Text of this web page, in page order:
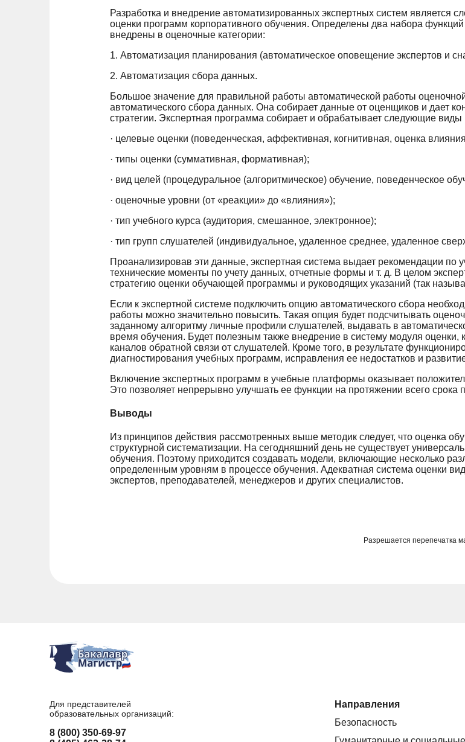
Разработка и внедрение автоматизированных экспертных систем является
оценки программ корпоративного обучения. Определены два набора
внедрены в оценочные категории:
1. Автоматизация планирования (автоматическое оповещение экспертов и
2. Автоматизация сбора данных.
Большое значение для правильной работы автоматической работы
автоматического сбора данных. Она собирает данные от оценщиков и дает
стратегии. Экспертная программа собирает и обрабатывает следующие
· целевые оценки (поведенческая, аффективная, когнитивная, оценка
· типы оценки (суммативная, формативная);
· вид целей (процедуральное (алгоритмическое) обучение, поведенческое
· оценочные уровни (от «реакции» до «влияния»);
· тип учебного курса (аудитория, смешанное, электронное);
· тип групп слушателей (индивидуальное, удаленное среднее, удаленное
Проанализировав эти данные, экспертная система выдает рекомендации по
технические моменты по учету данных, отчетные формы и т. д. В целом
стратегию оценки обучающей программы и руководящих указаний (так
Если к экспертной системе подключить опцию автоматического сбора
работы можно значительно повысить. Такая опция будет подсчитывать
заданному алгоритму личные профили слушателей, выдавать в
время обучения. Будет полезным также внедрение в систему модуля
каналов обратной связи от слушателей. Кроме того, в результате
диагностирования учебных программ, исправления ее недостатков и
Включение экспертных программ в учебные платформы оказывает
Это позволяет непрерывно улучшать ее функции на протяжении всего
Выводы
Из принципов действия рассмотренных выше методик следует, что оценка
структурной систематизации. На сегодняшний день не существует
обучения. Поэтому приходится создавать модели, включающие несколько
определенным уровням в процессе обучения. Адекватная система оценки
экспертов, преподавателей, менеджеров и других специалистов.
Разрешается перепечатка
Для представителей
образовательных организаций:
8 (800) 350-69-97
Направления
Безопасность